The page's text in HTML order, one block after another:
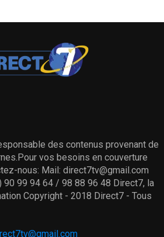
des contenus provenant de
vos besoins en couverture
nous: Mail: direct7tv@gmail.com
90 99 94 64 / 98 88 96 48 Direct7, la
Copyright - 2018 Direct7 - Tous